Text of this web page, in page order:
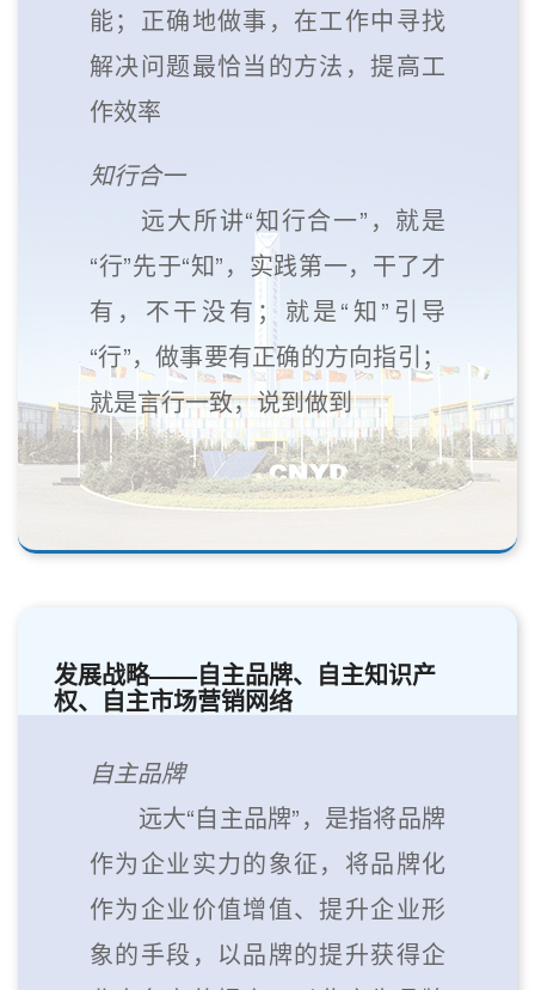
能；正确地做事，在工作中寻找
解决问题最恰当的方法，提高工
作效率
知行合一
远大所讲“知行合一”，就是
“行”先于“知”，实践第一，干了才
有，不干没有；就是“知”引导
“行”，做事要有正确的方向指引；
就是言行一致，说到做到
发展战略——自主品牌、自主知识产
权、自主市场营销网络
自主品牌
远大“自主品牌”，是指将品牌
作为企业实力的象征，将品牌化
作为企业价值增值、提升企业形
象的手段，以品牌的提升获得企